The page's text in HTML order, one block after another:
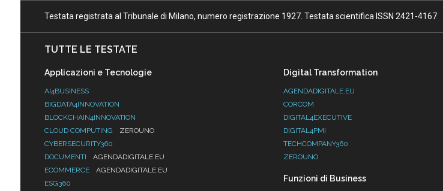
Testata registrata al Tribunale di Milano, numero registrazione 1927. Testata scientifica ISSN 2421-4167
TUTTE LE TESTATE
Applicazioni e Tecnologie
AI4BUSINESS
BIGDATA4INNOVATION
BLOCKCHAIN4INNOVATION
CLOUD COMPUTING
ZEROUNO
CYBERSECURITY360
DOCUMENTI
AGENDADIGITALE.EU
ECOMMERCE
AGENDADIGITALE.EU
ESG360
Digital Transformation
AGENDADIGITALE.EU
CORCOM
DIGITAL4EXECUTIVE
DIGITAL4PMI
TECHCOMPANY360
ZEROUNO
Funzioni di Business